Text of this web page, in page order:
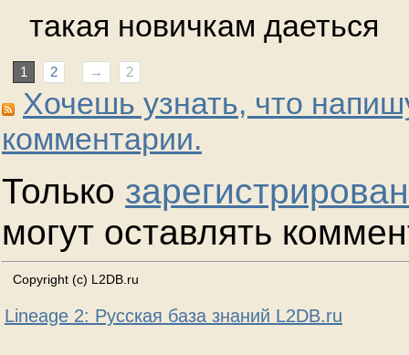
такая новичкам даеться
1 2 → 2
Хочешь узнать, что
комментарии.
Только
могут оставлять
Copyright (c) L2DB.ru
Lineage 2: Русская база знаний L2DB.ru